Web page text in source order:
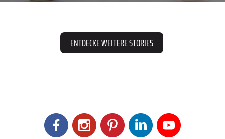
ENTDECKE WEITERE STORIES